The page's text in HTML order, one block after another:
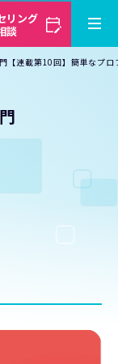
リング
談
【連載第10回】簡単なプ